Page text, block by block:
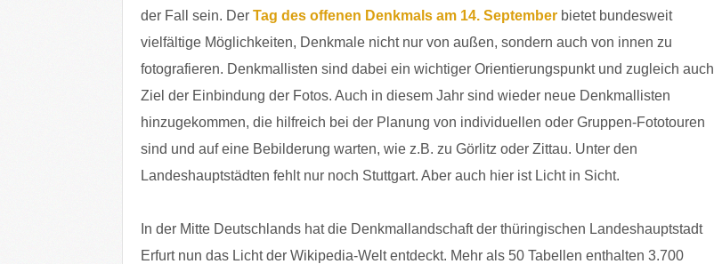
der Fall sein. Der Tag des offenen Denkmals am 14. September bietet bundesweit
vielfältige Möglichkeiten, Denkmale nicht nur von außen, sondern auch von innen zu
fotografieren. Denkmallisten sind dabei ein wichtiger Orientierungspunkt und zugleich auch
Ziel der Einbindung der Fotos. Auch in diesem Jahr sind wieder neue Denkmallisten
hinzugekommen, die hilfreich bei der Planung von individuellen oder Gruppen-Fototouren
sind und auf eine Bebilderung warten, wie z.B. zu Görlitz oder Zittau. Unter den
Landeshauptstädten fehlt nur noch Stuttgart. Aber auch hier ist Licht in Sicht.
In der Mitte Deutschlands hat die Denkmallandschaft der thüringischen Landeshauptstadt
Erfurt nun das Licht der Wikipedia-Welt entdeckt. Mehr als 50 Tabellen enthalten 3.700